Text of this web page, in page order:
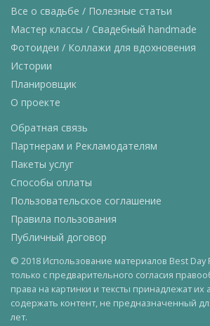
Все о свадьбе / Полезные статьи
Мастер классы / Свадебный handmade
Фотоидеи / Коллажи для вдохновения
Истории
Планировщик
О проекте
Обратная связь
Партнерам и Рекламодателям
Пакеты услуг
Способы оплаты
Пользовательское соглашение
Правила пользования
Публичный договор
© 2018 Использование материалов Best
только с предварительного согласия
права на картинки и тексты принадлежат их
содержать контент, не предназначенный
лет.